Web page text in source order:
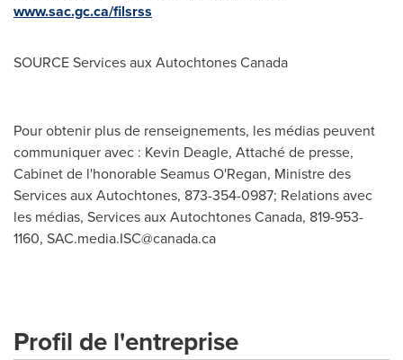
www.sac.gc.ca/filsrss
SOURCE Services aux Autochtones Canada
Pour obtenir plus de renseignements, les médias peuvent
communiquer avec : Kevin Deagle, Attaché de presse,
Cabinet de l'honorable Seamus O'Regan, Ministre des
Services aux Autochtones, 873-354-0987; Relations avec
les médias, Services aux Autochtones Canada, 819-953-
1160, SAC.media.ISC@canada.ca
Profil de l'entreprise